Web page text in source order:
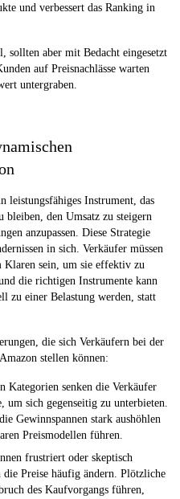
und verbessert das Ranking in
sollten aber mit Bedacht eingesetzt
auf Preisnachlässe warten
untergraben.
leistungsfähiges Instrument, das
den Umsatz zu steigern
anzupassen. Diese Strategie
in sich. Verkäufer müssen
Klaren sein, um sie effektiv zu
die richtigen Instrumente kann
zu einer Belastung werden, statt
die sich Verkäufern bei der
stellen können:
Kategorien senken die Verkäufer
um sich gegenseitig zu unterbieten.
Gewinnspannen stark aushöhlen
Preismodellen führen.
frustriert oder skeptisch
die Preise häufig ändern. Plötzliche
des Kaufvorgangs führen,